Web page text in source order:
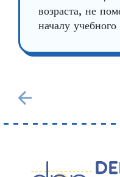
возраста, не
началу учебного